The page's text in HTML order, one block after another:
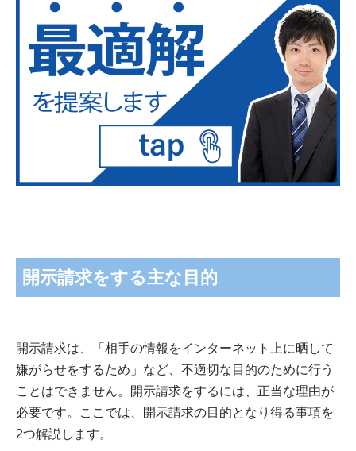
開示請求をする主な目的
開示請求は、「相手の情報をインターネット上に晒して
嫌がらせをするため」など、不適切な目的のために行う
ことはできません。開示請求をするには、正当な理由が
必要です。ここでは、開示請求の目的となり得る事項を
2つ解説します。